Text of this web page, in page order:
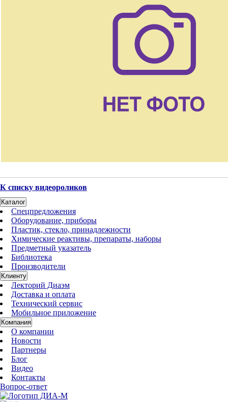
К списку видеороликов
Каталог
Спецпредложения
Оборудование, приборы
Пластик, стекло, принадлежности
Химические реактивы, препараты, наборы
Предметный указатель
Библиотека
Производители
Клиенту
Лекторий Диаэм
Доставка и оплата
Технический сервис
Мобильное приложение
Компания
О компании
Новости
Партнеры
Блог
Видео
Контакты
Вопрос-ответ